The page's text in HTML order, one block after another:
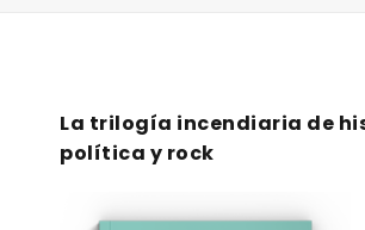
La trilogía incendiaria de
política y rock